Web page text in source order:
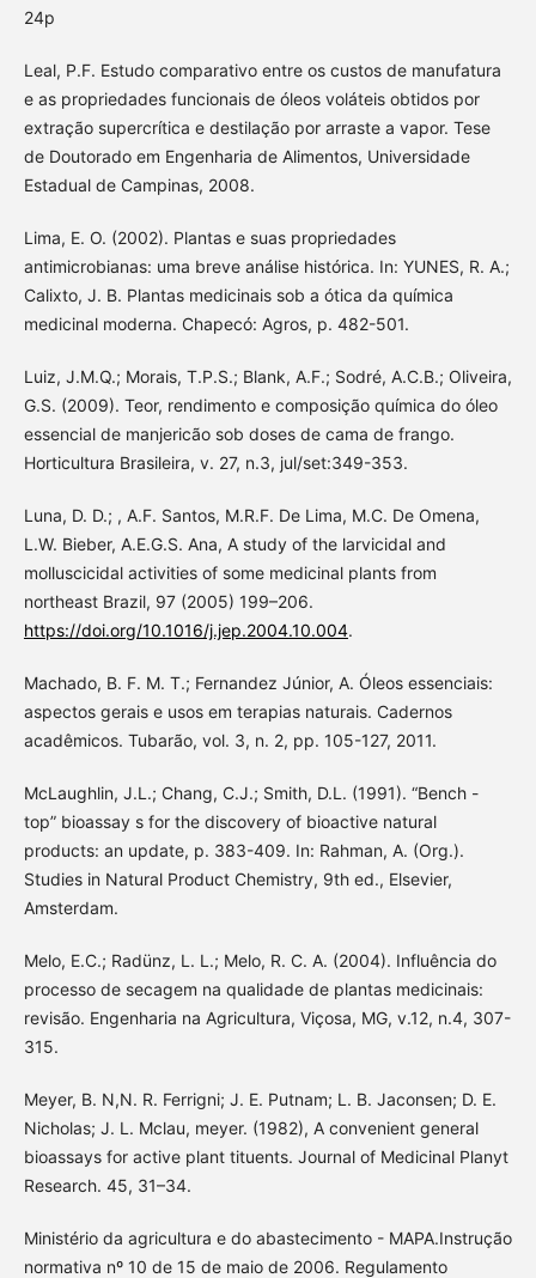
24p
Leal, P.F. Estudo comparativo entre os custos de manufatura
e as propriedades funcionais de óleos voláteis obtidos por
extração supercrítica e destilação por arraste a vapor. Tese
de Doutorado em Engenharia de Alimentos, Universidade
Estadual de Campinas, 2008.
Lima, E. O. (2002). Plantas e suas propriedades
antimicrobianas: uma breve análise histórica. In: YUNES, R. A.;
Calixto, J. B. Plantas medicinais sob a ótica da química
medicinal moderna. Chapecó: Agros, p. 482-501.
Luiz, J.M.Q.; Morais, T.P.S.; Blank, A.F.; Sodré, A.C.B.; Oliveira,
G.S. (2009). Teor, rendimento e composição química do óleo
essencial de manjericão sob doses de cama de frango.
Horticultura Brasileira, v. 27, n.3, jul/set:349-353.
Luna, D. D.; , A.F. Santos, M.R.F. De Lima, M.C. De Omena,
L.W. Bieber, A.E.G.S. Ana, A study of the larvicidal and
molluscicidal activities of some medicinal plants from
northeast Brazil, 97 (2005) 199–206.
https://doi.org/10.1016/j.jep.2004.10.004.
Machado, B. F. M. T.; Fernandez Júnior, A. Óleos essenciais:
aspectos gerais e usos em terapias naturais. Cadernos
acadêmicos. Tubarão, vol. 3, n. 2, pp. 105-127, 2011.
McLaughlin, J.L.; Chang, C.J.; Smith, D.L. (1991). “Bench -
top” bioassay s for the discovery of bioactive natural
products: an update, p. 383-409. In: Rahman, A. (Org.).
Studies in Natural Product Chemistry, 9th ed., Elsevier,
Amsterdam.
Melo, E.C.; Radünz, L. L.; Melo, R. C. A. (2004). Influência do
processo de secagem na qualidade de plantas medicinais:
revisão. Engenharia na Agricultura, Viçosa, MG, v.12, n.4, 307-
315.
Meyer, B. N,N. R. Ferrigni; J. E. Putnam; L. B. Jaconsen; D. E.
Nicholas; J. L. Mclau, meyer. (1982), A convenient general
bioassays for active plant tituents. Journal of Medicinal Planyt
Research. 45, 31–34.
Ministério da agricultura e do abastecimento - MAPA.Instrução
normativa nº 10 de 15 de maio de 2006. Regulamento